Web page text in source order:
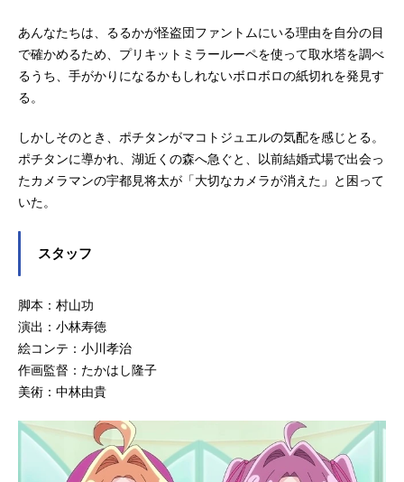
あんなたちは、るるかが怪盗団ファントムにいる理由を自分の目
で確かめるため、プリキットミラールーペを使って取水塔を調べ
るうち、手がかりになるかもしれないボロボロの紙切れを発見す
る。
しかしそのとき、ポチタンがマコトジュエルの気配を感じとる。
ポチタンに導かれ、湖近くの森へ急ぐと、以前結婚式場で出会っ
たカメラマンの宇都見将太が「大切なカメラが消えた」と困って
いた。
スタッフ
脚本：村山功
演出：小林寿徳
絵コンテ：小川孝治
作画監督：たかはし隆子
美術：中林由貴